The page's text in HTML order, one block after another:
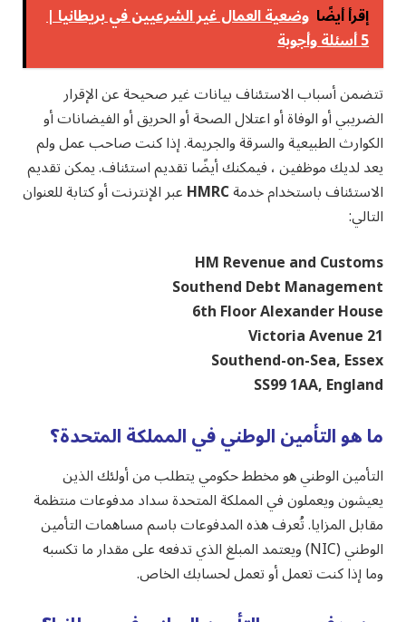
إقرأ أيضًا وضعية العمال غير الشرعيين في بريطانيا |
5 أسئلة وأجوبة
تتضمن أسباب الاستئناف بيانات غير صحيحة عن الإقرار
الضريبي أو الوفاة أو اعتلال الصحة أو الحريق أو الفيضانات أو
الكوارث الطبيعية والسرقة والجريمة. إذا كنت صاحب عمل ولم
يعد لديك موظفين ، فيمكنك أيضًا تقديم استئناف. يمكن تقديم
الاستئناف باستخدام خدمةHMRCعبر الإنترنت أو كتابة للعنوان
التالي:
HM Revenue and Customs
Southend Debt Management
6th Floor Alexander House
21 Victoria Avenue
Southend-on-Sea, Essex
SS99 1AA, England
ما هو التأمين الوطني في المملكة المتحدة؟
التأمين الوطني هو مخطط حكومي يتطلب من أولئك الذين
يعيشون ويعملون في المملكة المتحدة سداد مدفوعات منتظمة
مقابل المزايا. تُعرف هذه المدفوعات باسم مساهمات التأمين
الوطني (NIC) ويعتمد المبلغ الذي تدفعه على مقدار ما تكسبه
وما إذا كنت تعمل أو تعمل لحسابك الخاص.